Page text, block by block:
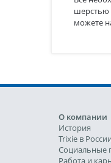
можете
О компании
История
Trixie в России
Социальные
Работа и